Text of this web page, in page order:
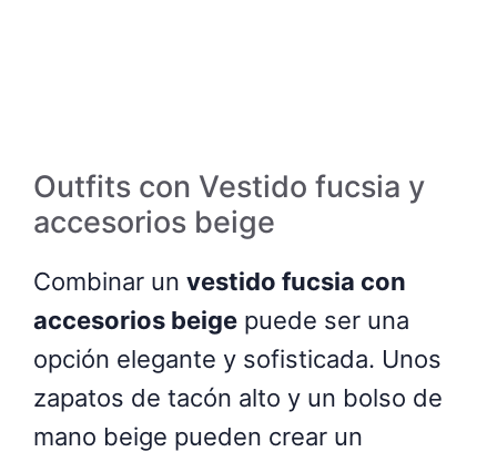
Outfits con Vestido fucsia y
accesorios beige
Combinar un vestido fucsia con
accesorios beige puede ser una
opción elegante y sofisticada. Unos
zapatos de tacón alto y un bolso de
mano beige pueden crear un